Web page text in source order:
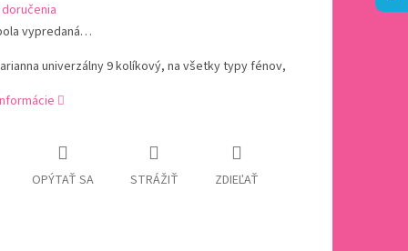
vypredaná…
univerzálny 9 kolíkový, na všetky typy fénov,
OPÝTAŤ SA STRÁŽIŤ ZDIEĽAŤ